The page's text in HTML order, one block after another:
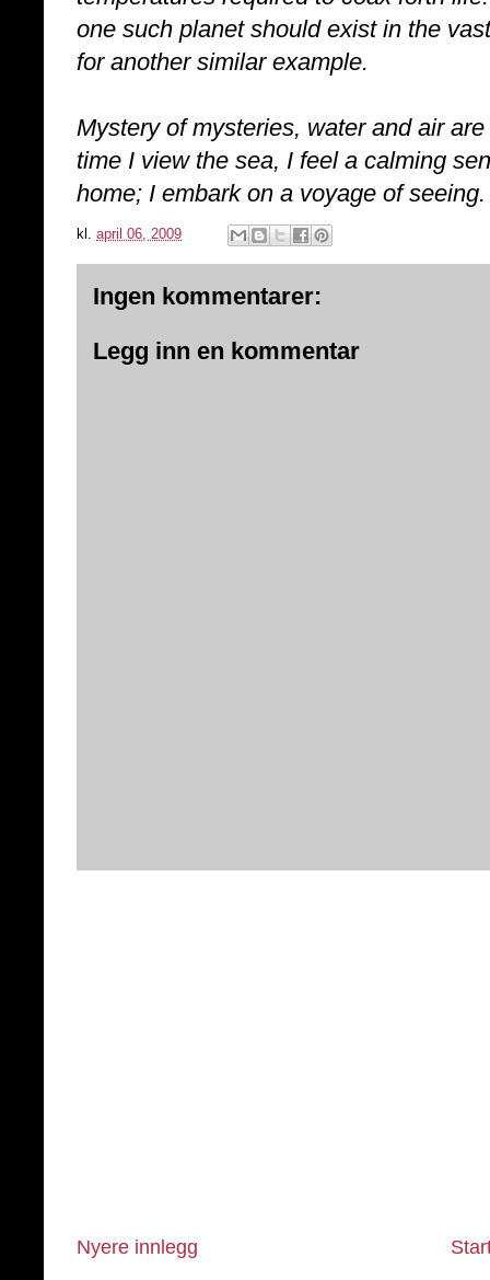
one such planet should exist in the
for another similar example.
Mystery of mysteries, water and air
time I view the sea, I feel a calming
home; I embark on a voyage of seeing.
kl. april 06, 2009
Ingen kommentarer:
Legg inn en kommentar
Nyere innlegg